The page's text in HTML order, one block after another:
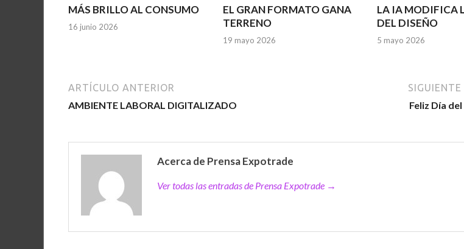
MÁS BRILLO AL CONSUMO
16 junio 2026
EL GRAN FORMATO GANA
TERRENO
19 mayo 2026
LA IA MODIFICA
DEL DISEÑO
5 mayo 2026
ARTÍCULO ANTERIOR
AMBIENTE LABORAL DIGITALIZADO Feliz Día
Acerca de Prensa Expotrade
Ver todas las entradas de Prensa Expotrade →